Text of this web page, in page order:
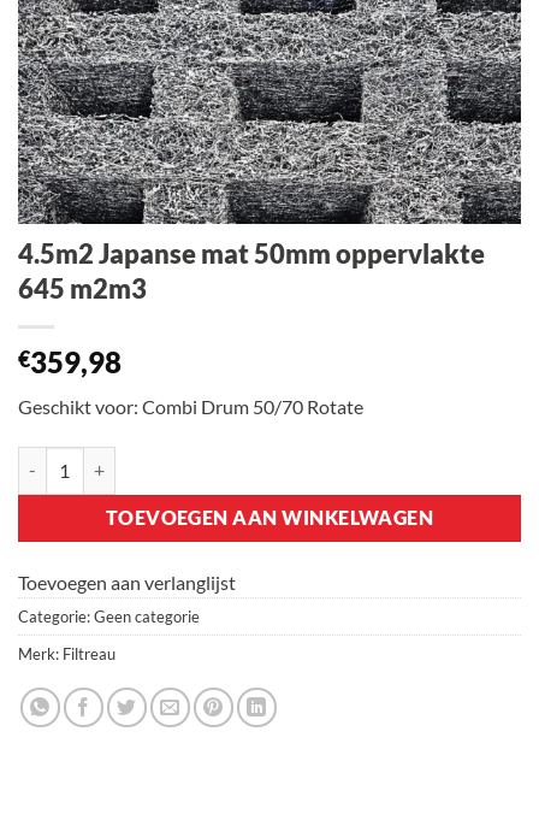
4.5m2 Japanse mat 50mm oppervlakte
645 m2m3
€359,98
Geschikt voor: Combi Drum 50/70 Rotate
TOEVOEGEN AAN WINKELWAGEN
Toevoegen aan verlanglijst
Categorie:Geen categorie
Merk: Filtreau